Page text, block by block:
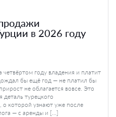
в 2026 году
году владения и платит
бы ещё год — не платил бы
не облагается вовсе. Это
деталь турецкого
которой узнают уже после
— с аренды и […]